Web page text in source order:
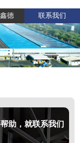
德 联系我们
助，就联系我们